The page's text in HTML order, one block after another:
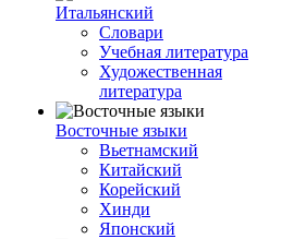
Итальянский
Словари
Учебная литература
Художественная
литература
Восточные языки
Вьетнамский
Китайский
Корейский
Хинди
Японский